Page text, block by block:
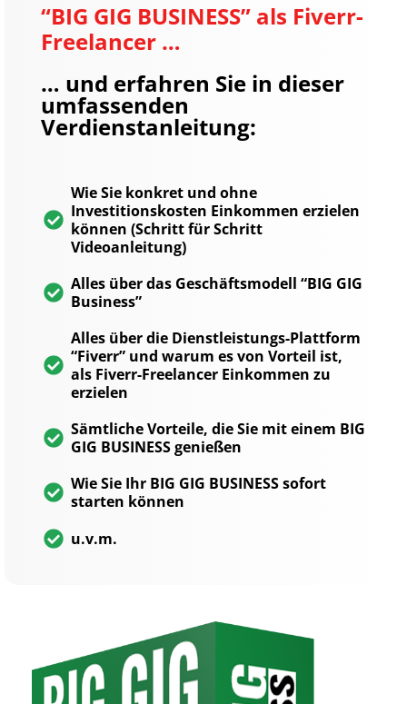
“BIG GIG BUSINESS” als Fiverr-
Freelancer …
… und erfahren Sie in dieser
umfassenden
Verdienstanleitung:
Wie Sie konkret und ohne
Investitionskosten Einkommen erzielen
können (Schritt für Schritt
Videoanleitung)
Alles über das Geschäftsmodell “BIG GIG
Business”
Alles über die Dienstleistungs-Plattform
“Fiverr” und warum es von Vorteil ist,
als Fiverr-Freelancer Einkommen zu
erzielen
Sämtliche Vorteile, die Sie mit einem BIG
GIG BUSINESS genießen
Wie Sie Ihr BIG GIG BUSINESS sofort
starten können
u.v.m.